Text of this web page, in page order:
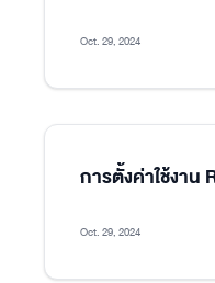
Oct. 29, 2024
การตั้งค่าใช้งาน
Oct. 29, 2024